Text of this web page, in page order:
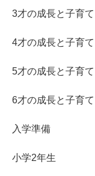
3才の成長と子育て
4才の成長と子育て
5才の成長と子育て
6才の成長と子育て
入学準備
小学2年生